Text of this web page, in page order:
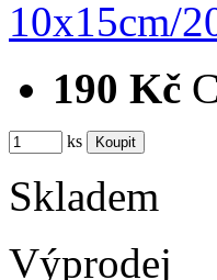
190 Kč
ks
Skladem
Výprodej